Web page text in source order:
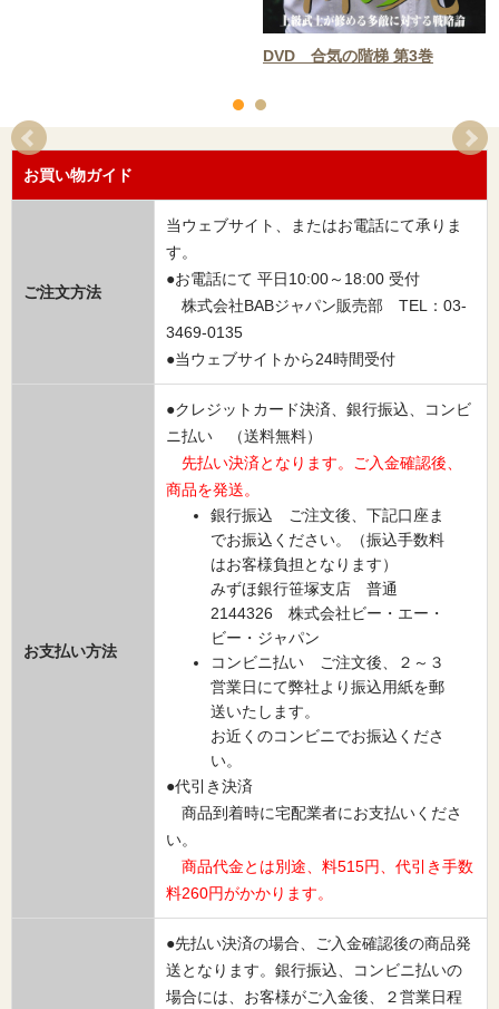
DVD 合気の階梯 第3巻
お買い物ガイド
ご注文方法
当ウェブサイト、またはお電話にて承りま
す。
●お電話にて 平日10:00～18:00 受付
株式会社BABジャパン販売部 TEL：03-
3469-0135
●当ウェブサイトから24時間受付
お支払い方法
●クレジットカード決済、銀行振込、コンビ
ニ払い （送料無料）
先払い決済となります。ご入金確認後、
商品を発送。
銀行振込 ご注文後、下記口座ま
でお振込ください。（振込手数料
はお客様負担となります）
みずほ銀行笹塚支店 普通
2144326 株式会社ビー・エー・
ビー・ジャパン
コンビニ払い ご注文後、２～３
営業日にて弊社より振込用紙を郵
送いたします。
お近くのコンビニでお振込くださ
い。
●代引き決済
商品到着時に宅配業者にお支払いくださ
い。
商品代金とは別途、料515円、代引き手数
料260円がかかります。
●先払い決済の場合、ご入金確認後の商品発
送となります。銀行振込、コンビニ払いの
場合には、お客様がご入金後、２営業日程